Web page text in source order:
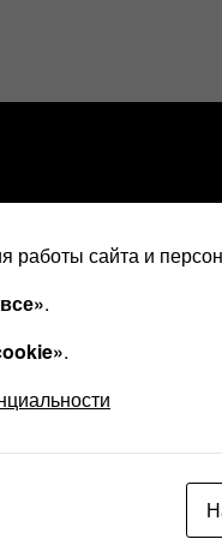
сайта и
.
.